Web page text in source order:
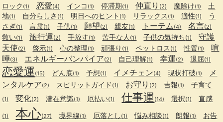
ロック (1) 恋愛(4) インコ (1) 停滞期(1) 仲直り (2) 魔除け(1)
土
地(1) 自分らしさ (1) 明日へのヒント (1) リラックス (1) 適性(1)
う
さぎ(1) 言霊(1) 子供(1) 願望(2) 親友(1) トーテム(4) 名言(2)
救い(1) 旅行運(2) 手放す(1) 苦手な人 (1) 子供の気持ち(1)
守護
天使(2) 啓示(1) 心の整理(1) 頑張り (1) ペットロス (1) 性質(1)
喧
嘩(3) エネルギーバンパイア(2) 自己理解(1) 幸運(2) 退屈(1)
恋愛運 (15) どん底(1) 予想(1) イメチェン(4) 現状打破(1)
メ
ンタルケア(2) スピリットガイド (1) お守り (2) 吉報(1) 子育て
(1) 変化(2) 潜在意識(1) 厄払い(1) 仕事運 (14) 選択(1) 直感
(1) 本心(27) 境界線(1) 厄落とし (1) 悩み相談(1) 朗報(1)
お告